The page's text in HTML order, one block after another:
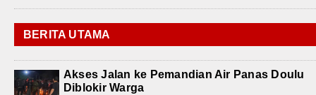
BERITA UTAMA
Akses Jalan ke Pemandian Air Panas Doulu
Diblokir Warga